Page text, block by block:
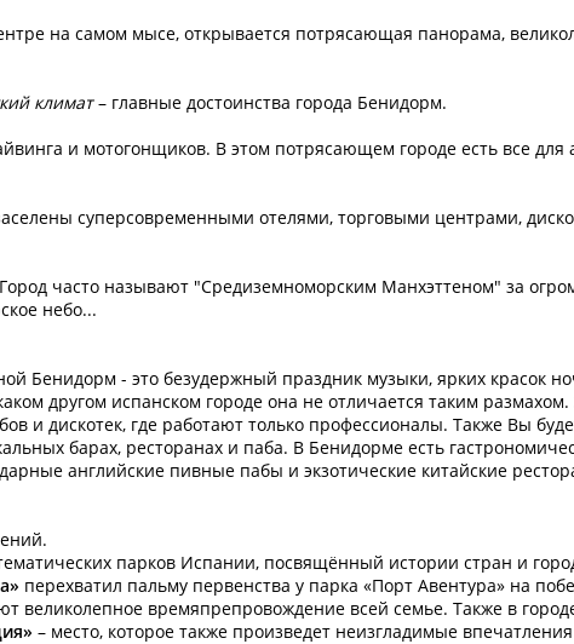
на самом мысе, открывается потрясающая панорама,
климат– главные достоинства города Бенидорм.
и мотогонщиков. В этом потрясающем городе есть все для
суперсовременными отелями, торговыми центрами,
часто называют "Средиземноморским Манхэттеном" за
небо...
Бенидорм - это безудержный праздник музыки, ярких красок
другом испанском городе она не отличается таким размахом.
и дискотек, где работают только профессионалы. Также Вы
барах, ресторанах и паба. В Бенидорме есть
английские пивные пабы и экзотические китайские
парков Испании, посвящённый истории стран и
перехватил пальму первенства у парка «Порт Авентура» на
великолепное времяпрепровождение всей семье. Также в
– место, которое также произведет неизгладимые